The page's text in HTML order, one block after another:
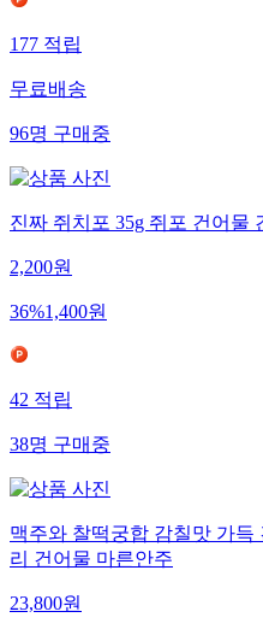
177적립
무료배송
96명구매중
진짜 쥐치포 35g 쥐포 건어물
2,200원
36%1,400원
42적립
38명구매중
맥주와 찰떡궁합 감칠맛 가득
리 건어물 마른안주
23,800원